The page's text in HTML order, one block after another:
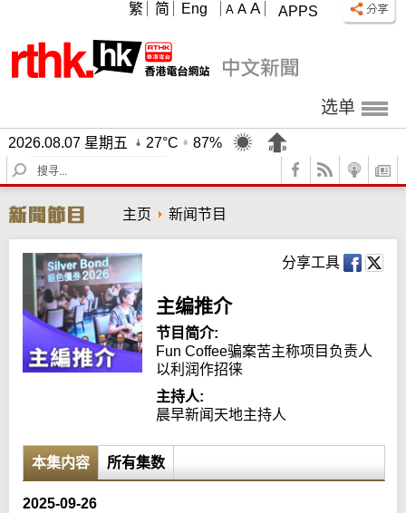
APPS
A A A
繁 简 Eng
选单
2026.08.07 星期五 27°C
87%
S
e
r
c
h
主页 新闻节目
分享工具
主编推介
节目简介:
Fun Coffee骗案苦主称项目负责人
以利润作招徕
主持人:
晨早新闻天地主持人
本集内容 所有集数
2025-09-26